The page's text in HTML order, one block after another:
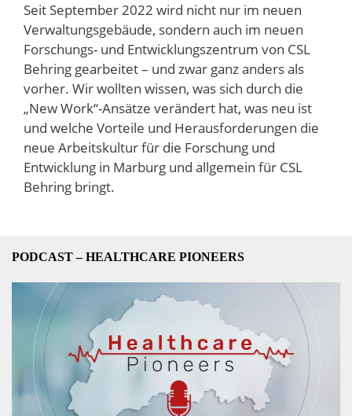
Seit September 2022 wird nicht nur im neuen
Verwaltungsgebäude, sondern auch im neuen
Forschungs- und Entwicklungszentrum von CSL
Behring gearbeitet – und zwar ganz anders als
vorher. Wir wollten wissen, was sich durch die
„New Work“-Ansätze verändert hat, was neu ist
und welche Vorteile und Herausforderungen die
neue Arbeitskultur für die Forschung und
Entwicklung in Marburg und allgemein für CSL
Behring bringt.
PODCAST – HEALTHCARE PIONEERS